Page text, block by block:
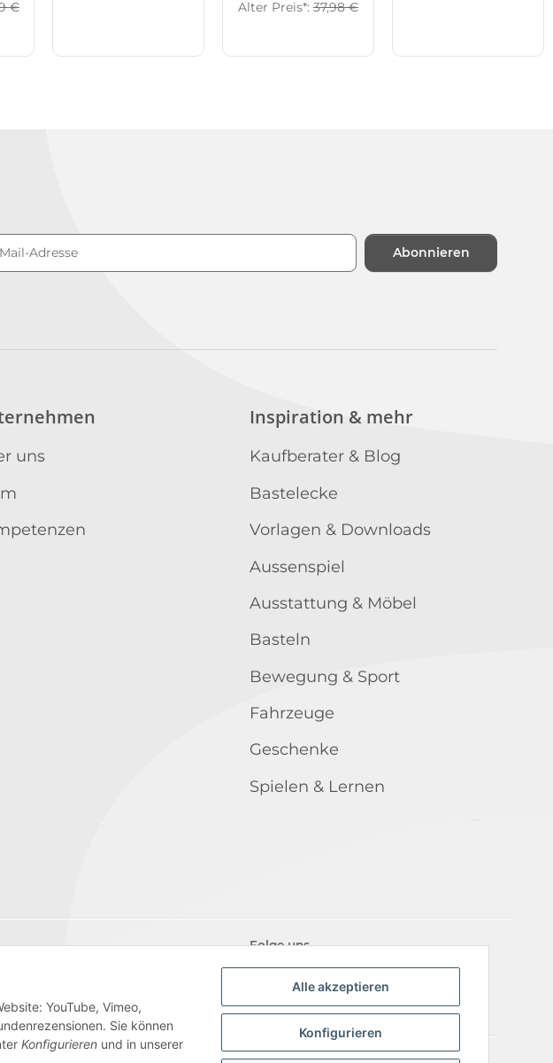
Alle akzeptieren
Konfigurieren
YouTube, Vimeo,
Sie können
Konfigurieren und in unserer
€ Alter Preis*: 37,98 €
Abonnieren
uns
Inspiration & mehr
Kaufberater & Blog
Bastelecke
Vorlagen & Downloads
Aussenspiel
Ausstattung & Möbel
Basteln
Bewegung & Sport
Fahrzeuge
Geschenke
Spielen & Lernen
Folge uns